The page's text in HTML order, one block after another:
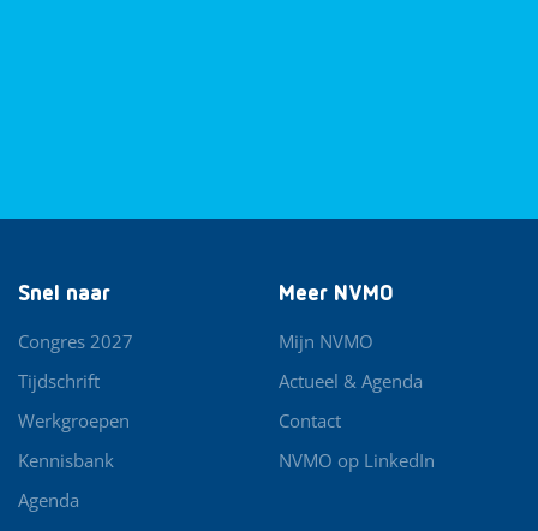
Snel naar
Congres 2027
Tijdschrift
Werkgroepen
Kennisbank
Agenda
Meer NVMO
Mijn NVMO
Actueel & Agenda
Contact
NVMO op LinkedIn